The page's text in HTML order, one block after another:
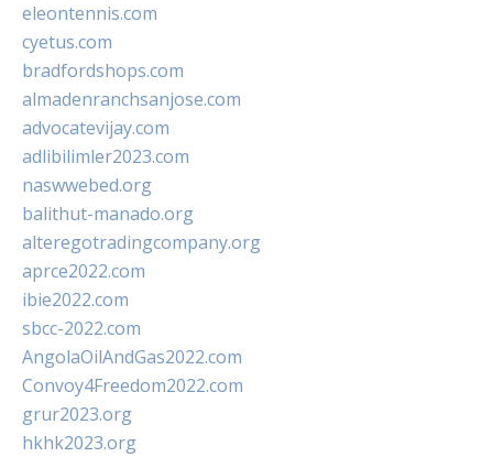
eleontennis.com
cyetus.com
bradfordshops.com
almadenranchsanjose.com
advocatevijay.com
adlibilimler2023.com
naswwebed.org
balithut-manado.org
alteregotradingcompany.org
aprce2022.com
ibie2022.com
sbcc-2022.com
AngolaOilAndGas2022.com
Convoy4Freedom2022.com
grur2023.org
hkhk2023.org